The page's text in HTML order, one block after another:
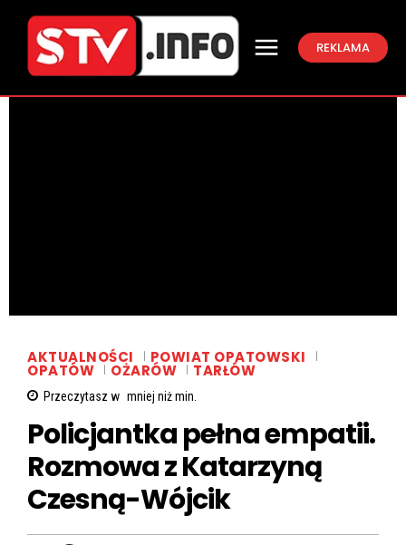
REKLAMA
AKTUALNOŚCI POWIAT OPATOWSKI
OPATÓW OŻARÓW TARŁÓW
Przeczytasz w mniej niżmin.
Policjantka pełna empatii.
Rozmowa z Katarzyną
Czesną-Wójcik